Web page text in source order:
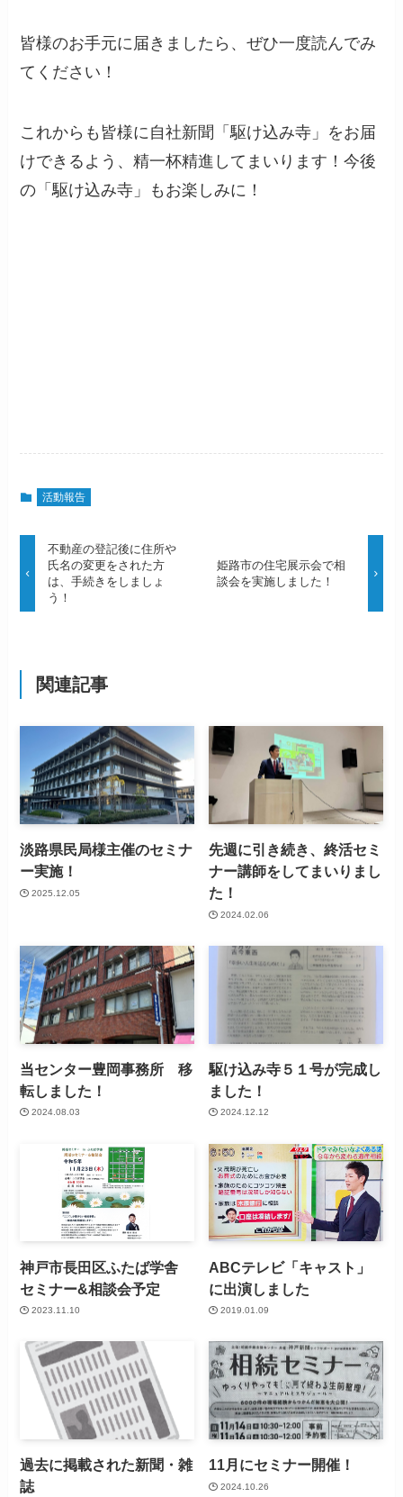
皆様のお手元に届きましたら、ぜひ一度読んでみ
てください！
これからも皆様に自社新聞「駆け込み寺」をお届
けできるよう、精一杯精進してまいります！今後
の「駆け込み寺」もお楽しみに！
活動報告
不動産の登記後に住所や
氏名の変更をされた方
は、手続きをしましょ
う！
姫路市の住宅展示会で相
談会を実施しました！
関連記事
淡路県民局様主催のセミナ
ー実施！
2025.12.05
先週に引き続き、終活セミ
ナー講師をしてまいりまし
た！
2024.02.06
当センター豊岡事務所 移
転しました！
2024.08.03
駆け込み寺５１号が完成し
ました！
2024.12.12
神戸市長田区ふたば学舎
セミナー&相談会予定
2023.11.10
ABCテレビ「キャスト」
に出演しました
2019.01.09
過去に掲載された新聞・雑
誌
11月にセミナー開催！
2024.10.26